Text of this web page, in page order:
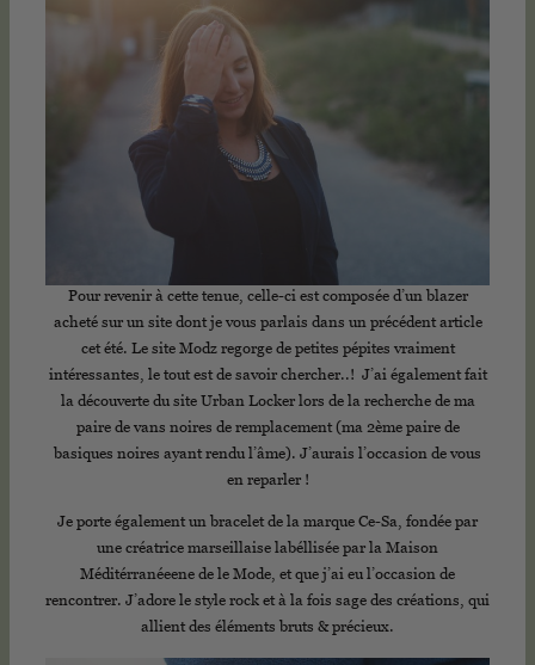
Pour revenir à cette tenue, celle-ci est composée d’un blazer
acheté sur un site dont je vous parlais dans un précédent article
cet été. Le site Modz regorge de petites pépites vraiment
intéressantes, le tout est de savoir chercher..! J’ai également fait
la découverte du site Urban Locker lors de la recherche de ma
paire de vans noires de remplacement (ma 2ème paire de
basiques noires ayant rendu l’âme). J’aurais l’occasion de vous
en reparler !
Je porte également un bracelet de la marque Ce-Sa, fondée par
une créatrice marseillaise labéllisée par la Maison
Méditérranéeene de le Mode, et que j’ai eu l’occasion de
rencontrer. J’adore le style rock et à la fois sage des créations, qui
allient des éléments bruts & précieux.